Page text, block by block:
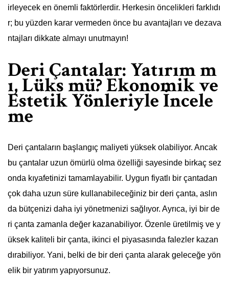
irleyecek en önemli faktörlerdir. Herkesin öncelikleri farklıdı
r; bu yüzden karar vermeden önce bu avantajları ve dezava
ntajları dikkate almayı unutmayın!
Deri Çantalar: Yatırım m
ı, Lüks mü? Ekonomik ve
Estetik Yönleriyle İncele
me
Deri çantaların başlangıç maliyeti yüksek olabiliyor. Ancak
bu çantalar uzun ömürlü olma özelliği sayesinde birkaç sez
onda kıyafetinizi tamamlayabilir. Uygun fiyatlı bir çantadan
çok daha uzun süre kullanabileceğiniz bir deri çanta, aslın
da bütçenizi daha iyi yönetmenizi sağlıyor. Ayrıca, iyi bir de
ri çanta zamanla değer kazanabiliyor. Özenle üretilmiş ve y
üksek kaliteli bir çanta, ikinci el piyasasında falezler kazan
dırabiliyor. Yani, belki de bir deri çanta alarak geleceğe yön
elik bir yatırım yapıyorsunuz.